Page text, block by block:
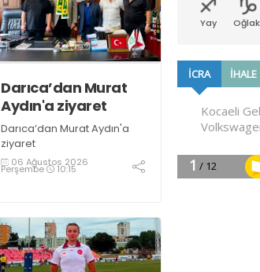
Darıca’dan Murat
Aydın'a ziyaret
Darıca’dan Murat Aydın'a
ziyaret
06 Ağustos 2026
Perşembe 10:15
Yay Oğlak